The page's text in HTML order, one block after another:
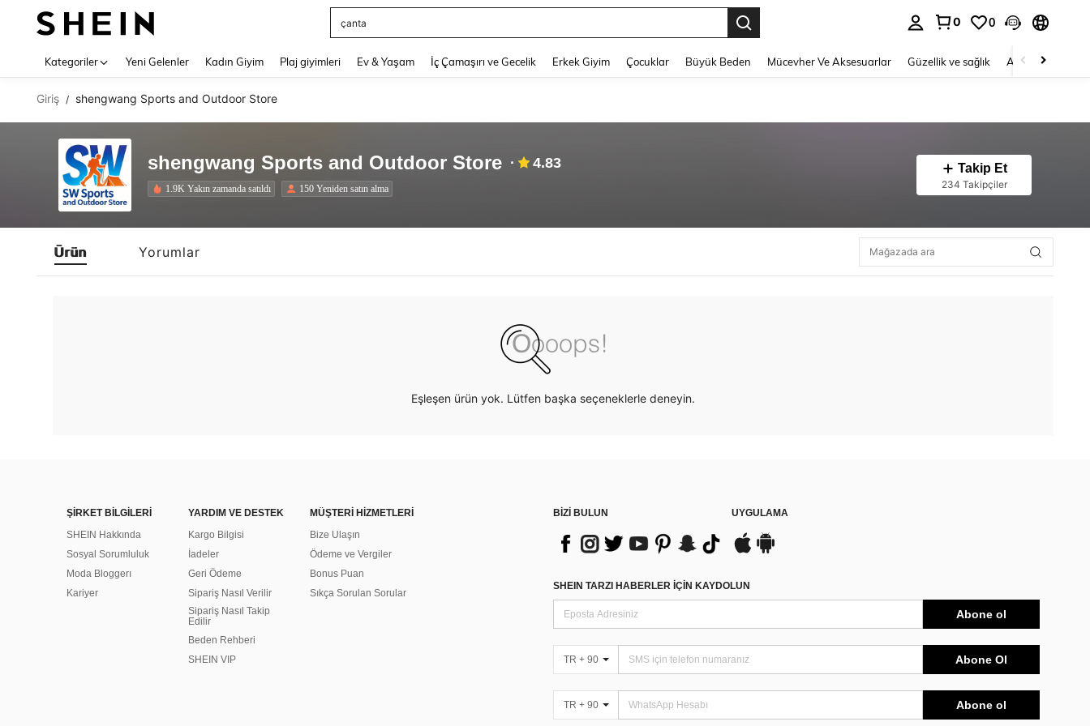
çanta
0 0
Kategoriler Yeni Gelenler Kadın Giyim Plaj giyimleri Ev & Yaşam İç Çamaşırı ve Gecelik Erkek Giyim Çocuklar Büyük Beden Mücevher Ve Aksesuarlar Güzellik ve sağlık Ayakkabı
Giriş / shengwang Sports and Outdoor Store
shengwang Sports and Outdoor Store 4.83
1.9K Yakın zamanda satıldı 150 Yeniden satın alma
Takip Et
234 Takipçiler
Ürün Yorumlar
Eşleşen ürün yok. Lütfen başka seçeneklerle deneyin.
ŞİRKET BİLGİLERİ
SHEIN Hakkında
Sosyal Sorumluluk
Moda Bloggerı
Kariyer
YARDIM VE DESTEK
Kargo Bilgisi
İadeler
Geri Ödeme
Sipariş Nasıl Verilir
Sipariş Nasıl Takip
Edilir
Beden Rehberi
SHEIN VIP
MÜŞTERİ HİZMETLERİ
Bize Ulaşın
Ödeme ve Vergiler
Bonus Puan
Sıkça Sorulan Sorular
BİZİ BULUN UYGULAMA
SHEIN TARZI HABERLER IÇIN KAYDOLUN
Abone ol
TR + 90 Abone Ol
TR + 90 Abone ol